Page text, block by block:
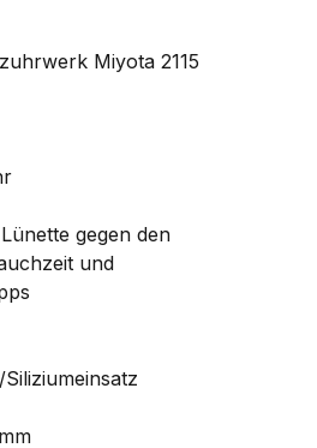
Miyota 2115
gegen den
und